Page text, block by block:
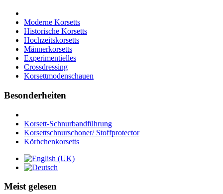
Moderne Korsetts
Historische Korsetts
Hochzeitskorsetts
Männerkorsetts
Experimentielles
Crossdressing
Korsettmodenschauen
Besonderheiten
Korsett-Schnurbandführung
Korsettschnurschoner/ Stoffprotector
Körbchenkorsetts
Meist gelesen